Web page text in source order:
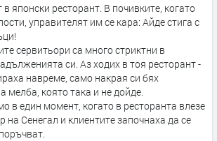
японски ресторант. В почивките, когато
управителят им се кара: Айде стига с
сервитьори са много стриктни в
си. Аз ходих в тоя ресторант -
навреме, само накрая си бях
мелба, която така и не дойде.
в един момент, когато в ресторанта влезе
на Сенегал и клиентите започнаха да се